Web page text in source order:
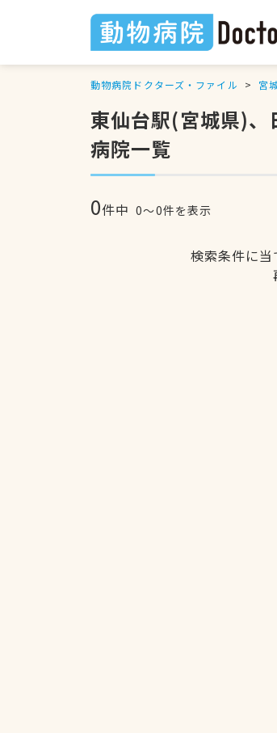
動物病院ドクターズ・ファイル 宮
東仙台駅(宮城県)、
病院一覧
0件中 0〜0件を表示
検索条件に当